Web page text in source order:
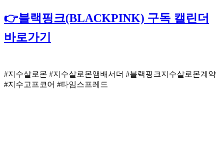
👉블랙핑크(BLACKPINK) 구독 캘린더
바로가기
#지수살로몬 #지수살로몬앰배서더 #블랙핑크지수살로몬계약
#지수고프코어 #타임스프레드